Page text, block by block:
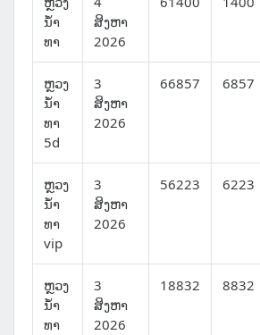
ນໍ້າ
ທາ
ສິງຫາ
2026
ຫຼວງ
ນໍ້າ
ທາ
5d
3
ສິງຫາ
2026
66857 6857
ຫຼວງ
ນໍ້າ
ທາ
vip
3
ສິງຫາ
2026
56223 6223
ຫຼວງ
ນໍ້າ
ທາ
3
ສິງຫາ
2026
18832 8832